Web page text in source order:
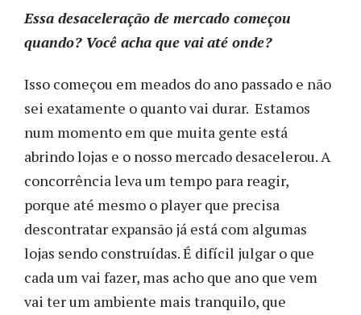
Essa desaceleração de mercado começou
quando? Você acha que vai até onde?
Isso começou em meados do ano passado e não
sei exatamente o quanto vai durar. Estamos
num momento em que muita gente está
abrindo lojas e o nosso mercado desacelerou. A
concorrência leva um tempo para reagir,
porque até mesmo o player que precisa
descontratar expansão já está com algumas
lojas sendo construídas. É difícil julgar o que
cada um vai fazer, mas acho que ano que vem
vai ter um ambiente mais tranquilo, que